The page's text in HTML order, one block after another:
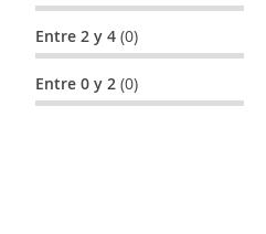
Entre 2 y 4(0)
Entre 0 y 2(0)